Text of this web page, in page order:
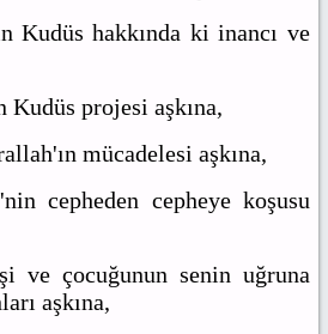
Kudüs hakkında ki inancı ve
projesi aşkına,
mücadelesi aşkına,
cepheden cepheye koşusu
ve çocuğunun senin uğruna
aşkına,